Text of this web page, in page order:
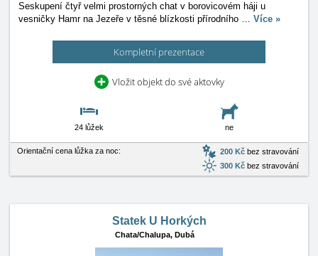
Seskupení čtyř velmi prostorných chat v borovicovém háji u
vesničky Hamr na Jezeře v těsné blízkosti přírodního … Více »
Kompletní prezentace
Vložit objekt do své aktovky
24 lůžek ne
Orientační cena lůžka za noc: 200 Kč bez stravování
300 Kč bez stravování
Statek U Horkých
Chata/Chalupa, Dubá